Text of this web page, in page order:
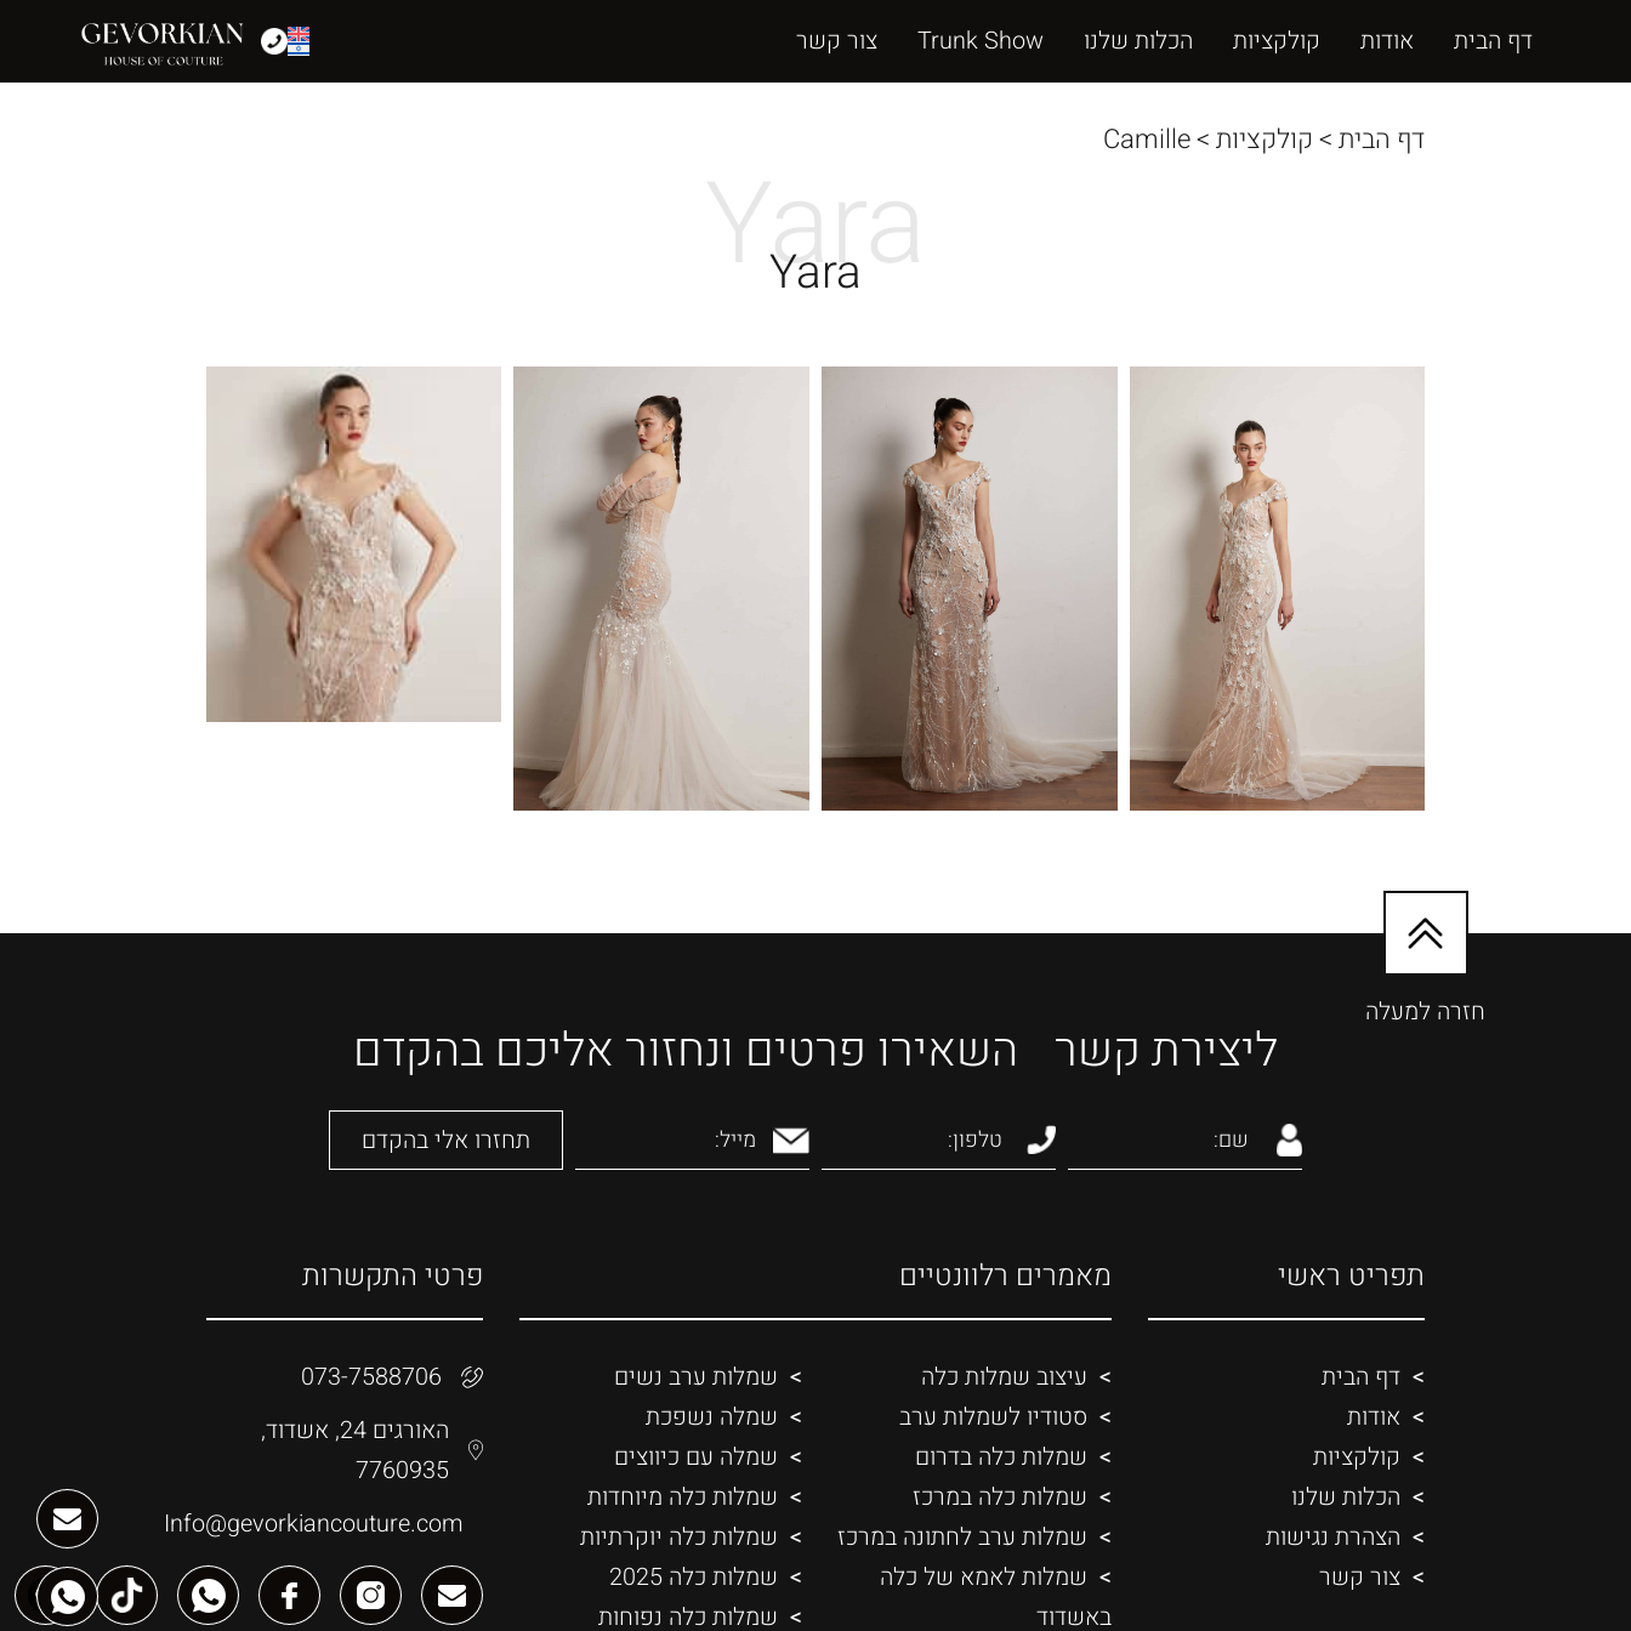
דף הבית אודות קולקציות הכלות שלנו Trunk Show צור קשר
דף הבית>קולקציות>
Camille
Yara
Yara
חזרה למעלה
ליצירת קשר השאירו פרטים ונחזור אליכם בהקדם
תפריט ראשי
דף הבית
אודות
קולקציות
הכלות שלנו
הצהרת נגישות
צור קשר
מאמרים רלוונטיים
עיצוב שמלות כלה
סטודיו לשמלות ערב
שמלות כלה בדרום
שמלות כלה במרכז
שמלות ערב לחתונה במרכז
שמלות לאמא של כלה
באשדוד
שמלות ערב נשים
שמלה נשפכת
שמלה עם כיווצים
שמלות כלה מיוחדות
שמלות כלה יוקרתיות
שמלות כלה 2025
שמלות כלה נפוחות
פרטי התקשרות
073-7588706
האורגים 24, אשדוד,
7760935
Info@gevorkiancouture.com